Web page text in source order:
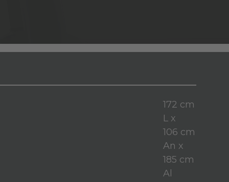
172 cm
L x
106 cm
An x
185 cm
Al